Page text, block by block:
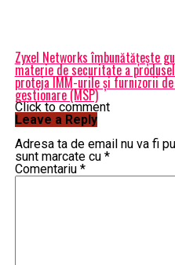
Zyxel Networks îmbunătățește
materie de securitate a
proteja IMM-urile și furnizorii
gestionare (MSP)
Click to comment
Leave a Reply
Adresa ta de email nu va fi
sunt marcate cu *
Comentariu *